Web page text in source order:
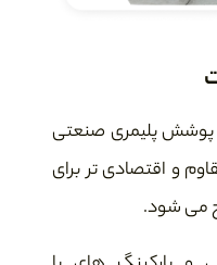
پلیمری صنعتی
و اقتصادی تر برای
می شود.